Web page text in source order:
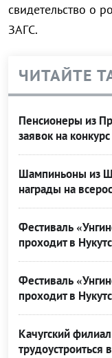
свидетельство о
ЗАГС.
ЧИТАЙТЕ
Пенсионеры из
заявок на
Шампиньоны из
награды на
Фестиваль
проходит в
Фестиваль
проходит в
Качугский
трудоустроиться